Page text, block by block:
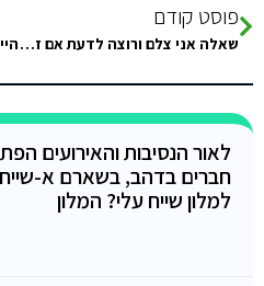
פוסט קודם
שאלה אני צלם ורוצה לדעת אם זה לא בעיה להכנס לביני עם מצלמה
לאור הנסיבות והאירועים
חברים בדהב, בשארם א-שייח'
למלון שייח עלי? המלון